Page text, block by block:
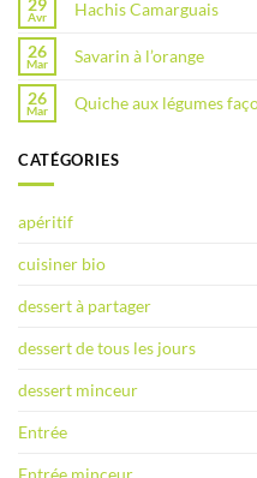
29
Avr Hachis Camarguais
26
Mar Savarin à l’orange
26
Mar Quiche aux légumes
CATÉGORIES
apéritif
cuisiner bio
dessert à partager
dessert de tous les jours
dessert minceur
Entrée
Entrée minceur